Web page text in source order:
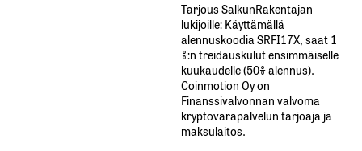
Tarjous SalkunRakentajan
lukijoille: Käyttämällä​ ​
alennuskoodia​ ​SRFI17X,​ ​saat​ ​1
%:n treidauskulut​ ​ensimmäiselle​ ​
kuukaudelle​ ​(50%​ ​alennus).
Coinmotion Oy on
Finanssivalvonnan valvoma
kryptovarapalvelun tarjoaja ja
maksulaitos.